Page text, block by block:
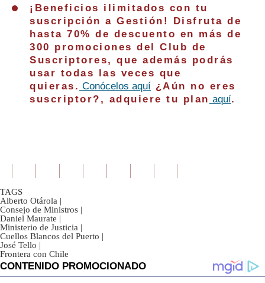
¡Beneficios ilimitados con tu
suscripción a Gestión! Disfruta de
hasta 70% de descuento en más de
300 promociones del Club de
Suscriptores, que además podrás
usar todas las veces que
quieras. Conócelos aquí ¿Aún no eres
suscriptor?, adquiere tu plan aquí.
TAGS
Alberto Otárola |
Consejo de Ministros |
Daniel Maurate |
Ministerio de Justicia |
Cuellos Blancos del Puerto |
José Tello |
Frontera con Chile